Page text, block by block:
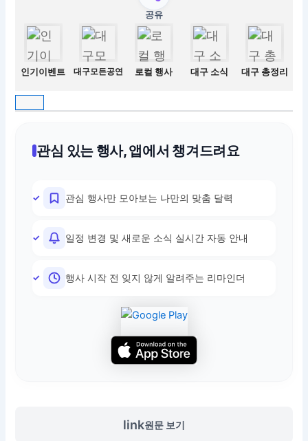
공유
인기이벤트 대구모든공연 로컬 행사 대구 소식 대구 총정리
관심 있는 행사, 앱에서 챙겨드려요
관심 행사만 모아보는 나만의 맞춤 달력
일정 변경 및 새로운 소식 실시간 자동 안내
행사 시작 전 잊지 않게 알려주는 리마인더
link원문 보기